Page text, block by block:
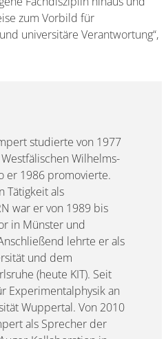
zum Vorbild für
universitäre Verantwortung“,
studierte von 1977
Wilhelms-
er 1986 promovierte.
Tätigkeit als
war er von 1989 bis
in Münster und
lehrte er als
und dem
(heute KIT). Seit
Experimentalphysik an
Wuppertal. Von 2010
als Sprecher der